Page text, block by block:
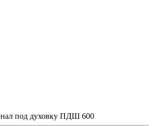
под духовку ПДШ 600